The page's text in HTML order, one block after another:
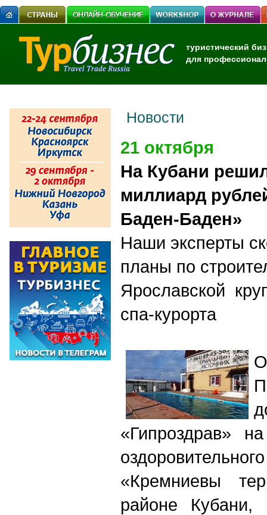
туристический
для
Новости
21 октября
На Кубани
миллиард
Баден-Баден»
Наши эксперты
планы по
Ярославской
спа-курорта
«Гипроздрав»
«Кремниевы
районе Кубани,